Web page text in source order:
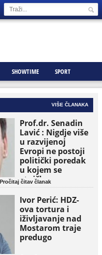
SHOWTIME SPORT
VIŠE ČLANAKA
Prof.dr. Senadin
Lavić : Nigdje više
u razvijenoj
Evropi ne postoji
politički poredak
u kojem se
etničke grupe
pojavljuju kao
osnovne političke
jedinice
Pročitaj čitav članak
Ivor Perić: HDZ-
ova tortura i
iživljavanje nad
Mostarom traje
predugo